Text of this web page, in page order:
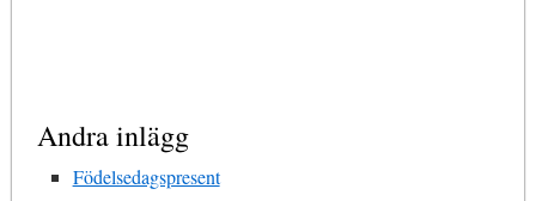
Andra inlägg
Födelsedagspresent